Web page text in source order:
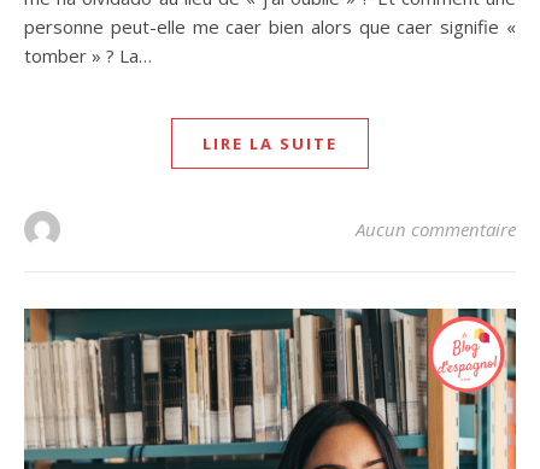
personne peut-elle me caer bien alors que caer signifie «
tomber » ? La…
LIRE LA SUITE
Aucun commentaire